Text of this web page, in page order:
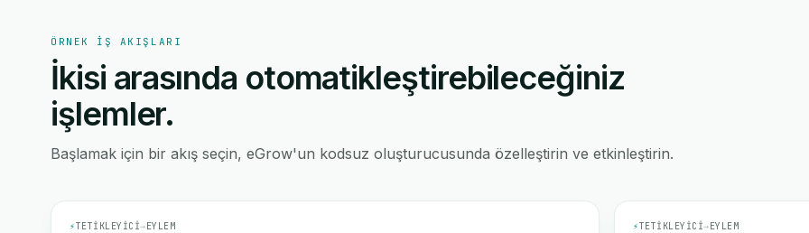
ÖRNEK IŞ AKIŞLARI
İkisi arasında otomatikleştirebileceğiniz
işlemler.
Başlamak için bir akış seçin, eGrow'un kodsuz oluşturucusunda özelleştirin ve etkinleştirin.
⚡TETIKLEYICI→EYLEM ⚡TETIKLEYICI→EYLEM